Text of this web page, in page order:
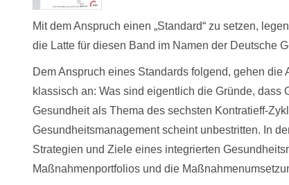
Mit dem Anspruch einen „Standard“ zu setzen,
die Latte für diesen Band im Namen der Deutsche
Dem Anspruch eines Standards folgend, gehen
klassisch an: Was sind eigentlich die Gründe, dass
Gesundheit als Thema des sechsten Kontratieff-
Gesundheitsmanagement scheint unbestritten. In
Strategien und Ziele eines integrierten
Maßnahmenportfolios und die